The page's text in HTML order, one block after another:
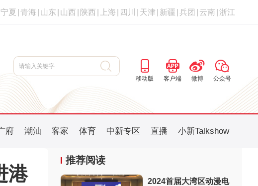
宁夏 青海 山东 山西 陕西 上海 四川 天津 新疆 兵团 云南 浙江
移动版 客户端 微博 公众号
府 潮汕 客家 体育 中新专区 直播 小新Talkshow
港
推荐阅读
2024首届大湾区动漫电